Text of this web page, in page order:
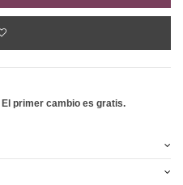
El primer cambio es gratis.